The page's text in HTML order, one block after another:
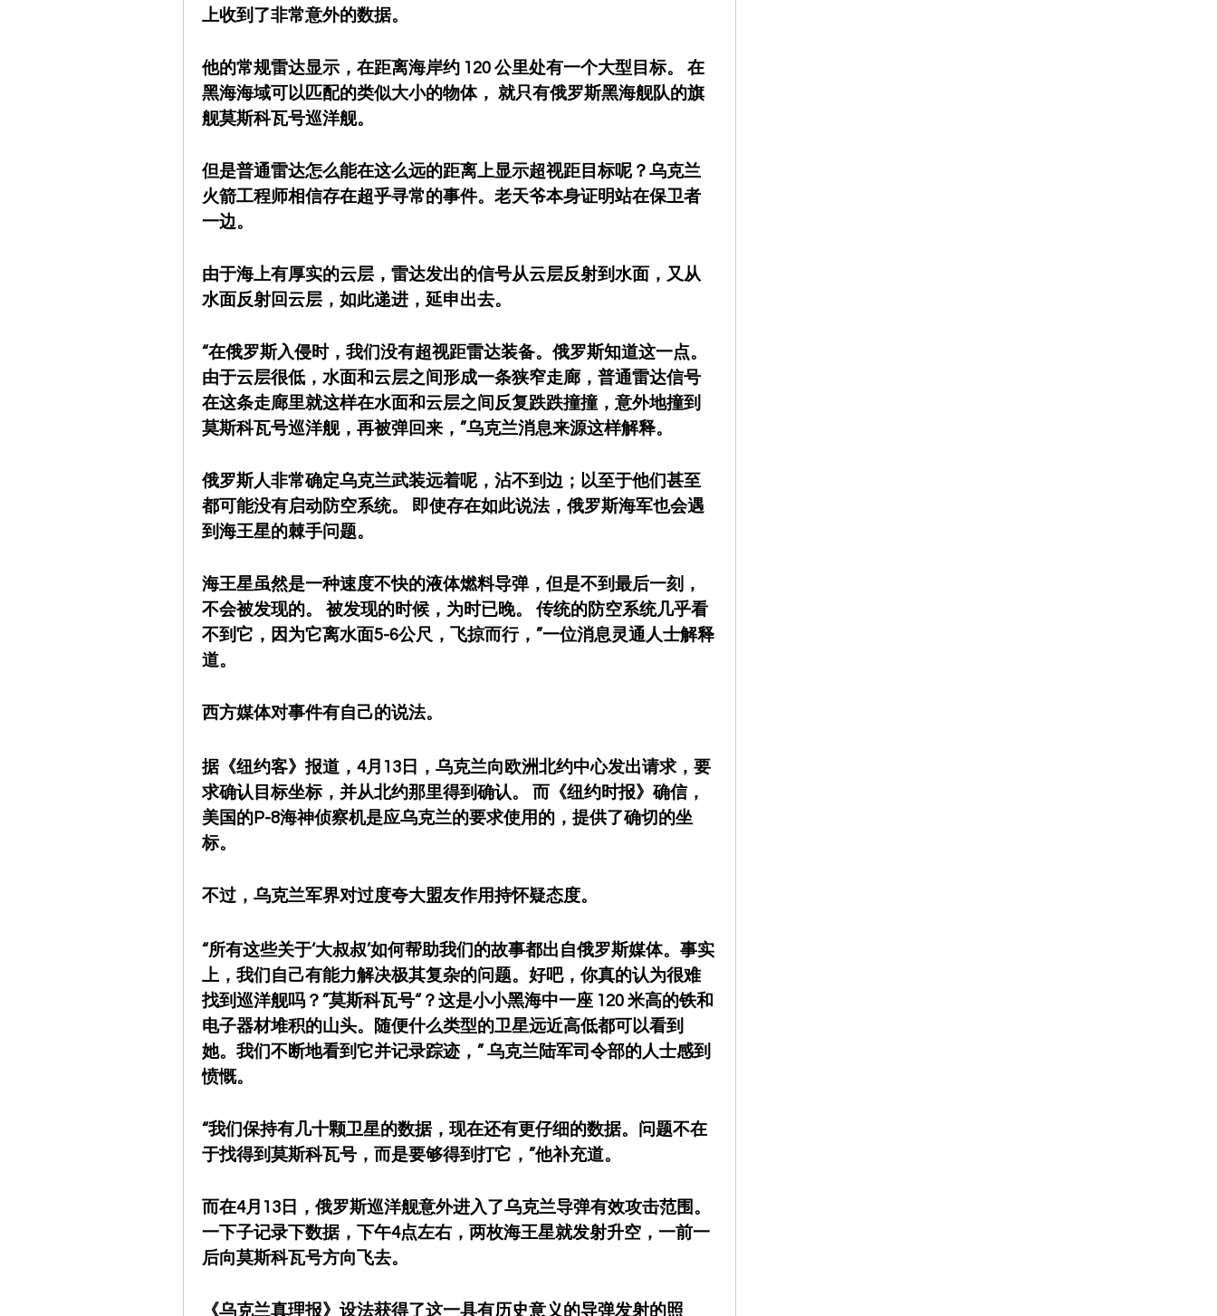
上收到了非常意外的数据。
他的常规雷达显示，在距离海岸约 120 公里处有一个大型目标。 在
黑海海域可以匹配的类似大小的物体， 就只有俄罗斯黑海舰队的旗
舰莫斯科瓦号巡洋舰。
但是普通雷达怎么能在这么远的距离上显示超视距目标呢？乌克兰
火箭工程师相信存在超乎寻常的事件。老天爷本身证明站在保卫者
一边。
由于海上有厚实的云层，雷达发出的信号从云层反射到水面，又从
水面反射回云层，如此递进，延申出去。
“在俄罗斯入侵时，我们没有超视距雷达装备。俄罗斯知道这一点。
由于云层很低，水面和云层之间形成一条狭窄走廊，普通雷达信号
在这条走廊里就这样在水面和云层之间反复跌跌撞撞，意外地撞到
莫斯科瓦号巡洋舰，再被弹回来，”乌克兰消息来源这样解释。
俄罗斯人非常确定乌克兰武装远着呢，沾不到边；以至于他们甚至
都可能没有启动防空系统。 即使存在如此说法，俄罗斯海军也会遇
到海王星的棘手问题。
海王星虽然是一种速度不快的液体燃料导弹，但是不到最后一刻，
不会被发现的。 被发现的时候，为时已晚。 传统的防空系统几乎看
不到它，因为它离水面5-6公尺，飞掠而行，”一位消息灵通人士解释
道。
西方媒体对事件有自己的说法。
据《纽约客》报道，4月13日，乌克兰向欧洲北约中心发出请求，要
求确认目标坐标，并从北约那里得到确认。 而《纽约时报》确信，
美国的P-8海神侦察机是应乌克兰的要求使用的，提供了确切的坐
标。
不过，乌克兰军界对过度夸大盟友作用持怀疑态度。
“所有这些关于‘大叔叔’如何帮助我们的故事都出自俄罗斯媒体。事实
上，我们自己有能力解决极其复杂的问题。好吧，你真的认为很难
找到巡洋舰吗？”莫斯科瓦号“？这是小小黑海中一座 120 米高的铁和
电子器材堆积的山头。随便什么类型的卫星远近高低都可以看到
她。我们不断地看到它并记录踪迹，” 乌克兰陆军司令部的人士感到
愤慨。
“我们保持有几十颗卫星的数据，现在还有更仔细的数据。问题不在
于找得到莫斯科瓦号，而是要够得到打它，”他补充道。
而在4月13日，俄罗斯巡洋舰意外进入了乌克兰导弹有效攻击范围。
一下子记录下数据，下午4点左右，两枚海王星就发射升空，一前一
后向莫斯科瓦号方向飞去。
《乌克兰真理报》设法获得了这一具有历史意义的导弹发射的照